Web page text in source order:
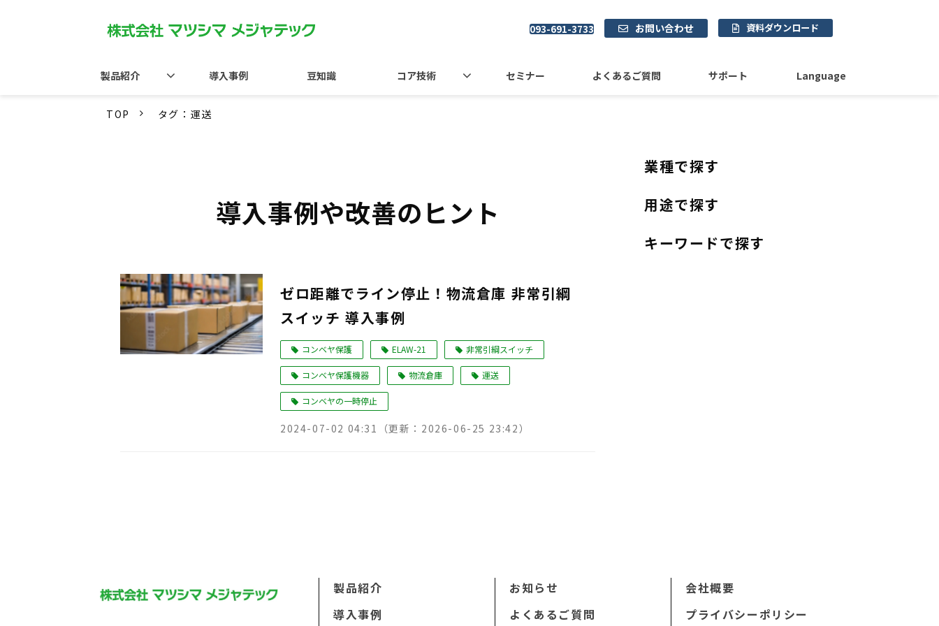
093-691-3733 お問い合わせ 資料ダウンロード
製品紹介 導入事例 豆知識 コア技術 セミナー よくあるご質問 サポート Language
TOP タグ：運送
導入事例や改善のヒント
ゼロ距離でライン停止！物流倉庫 非常引綱
スイッチ 導入事例
コンベヤ保護 ELAW-21 非常引綱スイッチ
コンベヤ保護機器 物流倉庫 運送
コンベヤの一時停止
2024-07-02 04:31 （更新： 2026-06-25 23:42）
業種で探す
用途で探す
キーワードで探す
製品紹介
導入事例
お知らせ
よくあるご質問
会社概要
プライバシーポリシー